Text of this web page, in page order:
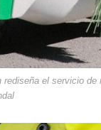
rediseña el servicio de